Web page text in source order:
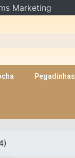
Pegadinhas
Marketing